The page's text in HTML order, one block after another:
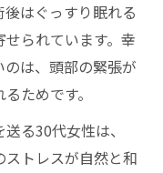
はぐっすり眠れる
られています。幸
は、頭部の緊張が
ためです。
る30代女性は、
ストレスが自然と和